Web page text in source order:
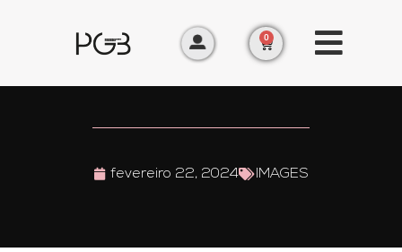
0
fevereiro 22, 2024 IMAGES